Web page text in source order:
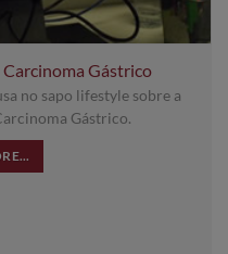
Gástrico
no sapo lifestyle sobre a
Gástrico.